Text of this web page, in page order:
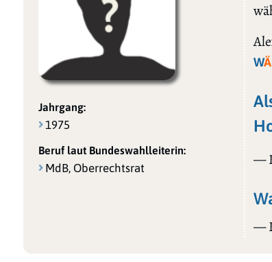
Jahrgang:
1975
Beruf laut Bundeswahlleiterin:
MdB, Oberrechtsrat
WÄ
—
—